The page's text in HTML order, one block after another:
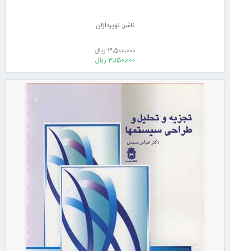
ناشر: نوپردازان
3٬500٬000 ریال
3٬150٬000 ریال